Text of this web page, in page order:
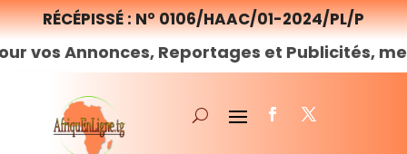
RÉCÉPISSÉ : N° 0106/HAAC/01-2024/PL/P
Reportages et Publicités, merci de